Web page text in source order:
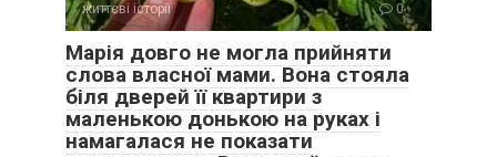
життєві історії 0
Марія довго не могла прийняти
слова власної мами. Вона стояла
біля дверей її квартири з
маленькою донькою на руках і
намагалася не показати